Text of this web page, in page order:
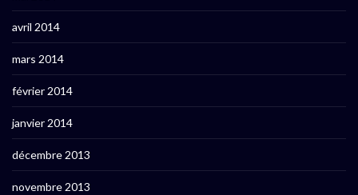
avril 2014
mars 2014
février 2014
janvier 2014
décembre 2013
novembre 2013